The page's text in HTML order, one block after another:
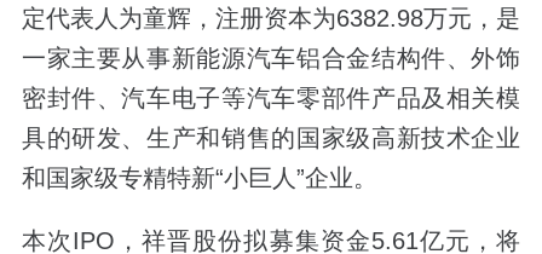
定代表人为童辉，注册资本为6382.98万元，是
一家主要从事新能源汽车铝合金结构件、外饰
密封件、汽车电子等汽车零部件产品及相关模
具的研发、生产和销售的国家级高新技术企业
和国家级专精特新“小巨人”企业。
本次IPO，祥晋股份拟募集资金5.61亿元，将